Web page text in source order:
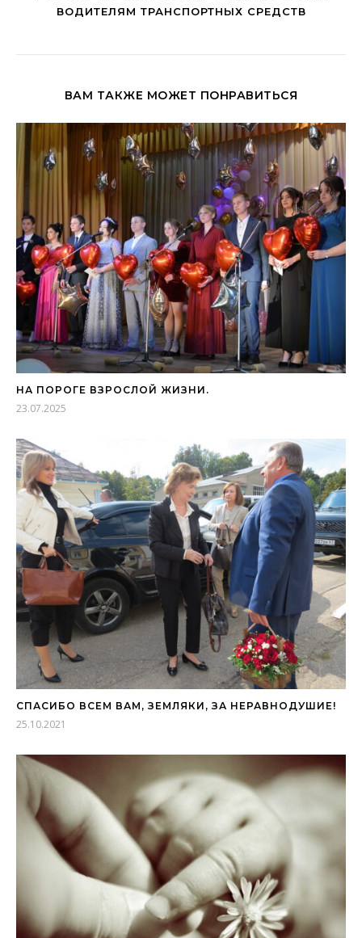
ВОДИТЕЛЯМ ТРАНСПОРТНЫХ СРЕДСТВ
ВАМ ТАКЖЕ МОЖЕТ ПОНРАВИТЬСЯ
НА ПОРОГЕ ВЗРОСЛОЙ ЖИЗНИ.
23.07.2025
СПАСИБО ВСЕМ ВАМ, ЗЕМЛЯКИ, ЗА НЕРАВНОДУШИЕ!
25.10.2021